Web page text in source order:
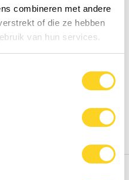
combineren met andere
of die ze hebben
van hun services.